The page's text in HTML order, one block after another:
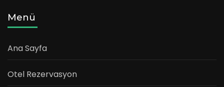
Menü
Ana Sayfa
Otel Rezervasyon